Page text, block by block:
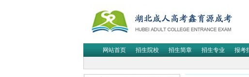
网站首页 招生院校 招生简章 招生专业 报考